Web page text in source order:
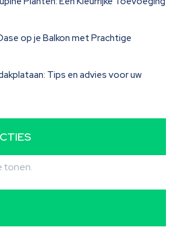
op je Balkon met Prachtige
Tips en advies voor uw
tonen.